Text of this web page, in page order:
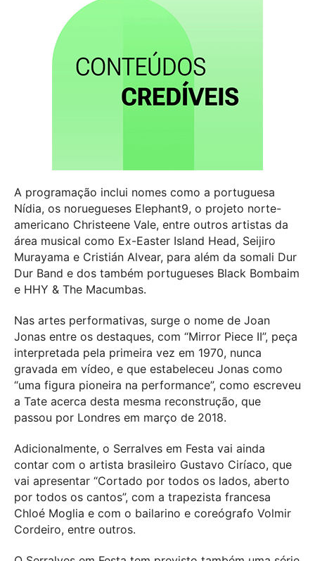
A programação inclui nomes como a portuguesa
Nídia, os noruegueses Elephant9, o projeto norte-
americano Christeene Vale, entre outros artistas da
área musical como Ex-Easter Island Head, Seijiro
Murayama e Cristián Alvear, para além da somali Dur
Dur Band e dos também portugueses Black Bombaim
e HHY & The Macumbas.
Nas artes performativas, surge o nome de Joan
Jonas entre os destaques, com “Mirror Piece II”, peça
interpretada pela primeira vez em 1970, nunca
gravada em vídeo, e que estabeleceu Jonas como
“uma figura pioneira na performance”, como escreveu
a Tate acerca desta mesma reconstrução, que
passou por Londres em março de 2018.
Adicionalmente, o Serralves em Festa vai ainda
contar com o artista brasileiro Gustavo Ciríaco, que
vai apresentar “Cortado por todos os lados, aberto
por todos os cantos”, com a trapezista francesa
Chloé Moglia e com o bailarino e coreógrafo Volmir
Cordeiro, entre outros.